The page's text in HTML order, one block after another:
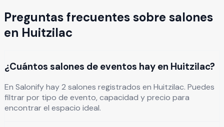
Preguntas frecuentes sobre salones
en Huitzilac
¿Cuántos salones de eventos hay en Huitzilac?
En Salonify hay 2 salones registrados en Huitzilac. Puedes
filtrar por tipo de evento, capacidad y precio para
encontrar el espacio ideal.